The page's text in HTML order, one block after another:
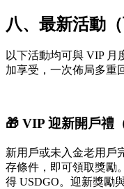
八、最新活動（
以下活動均可與 VIP 月
加享受，一次佈局多重
🎁 VIP 迎新開戶禮
新用戶或未入金老用戶
存條件，即可領取獎勵
得 USDGO。迎新獎勵